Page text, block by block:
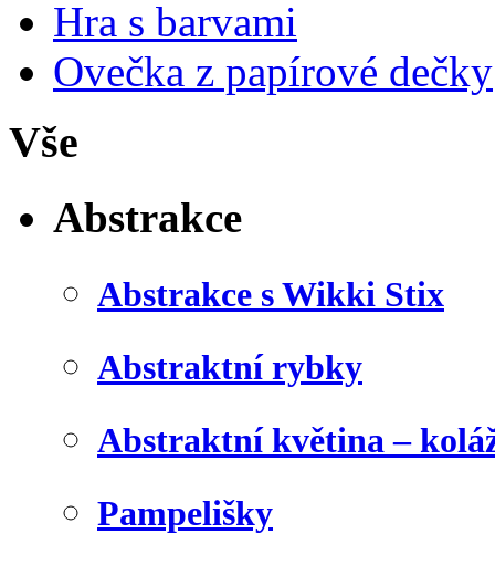
Hra s barvami
Ovečka z papírové dečky
Vše
Abstrakce
Abstrakce s Wikki Stix
Abstraktní rybky
Abstraktní květina –
Pampelišky